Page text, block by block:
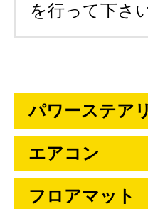
を行って下さい
パワーステア
エアコン
フロアマット